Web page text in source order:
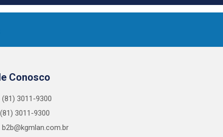
Conosco
(81) 3011-9300
(81) 3011-9300
b2b@kgmlan.com.br